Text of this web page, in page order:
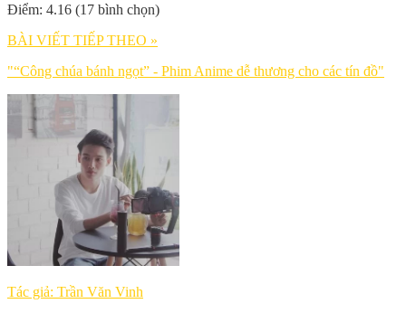
Điểm: 4.16 (17 bình chọn)
BÀI VIẾT TIẾP THEO »
"“Công chúa bánh ngọt” - Phim Anime dễ thương cho các tín đồ"
Tác giả: Trần Văn Vinh